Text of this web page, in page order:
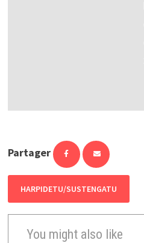
Partager
HARPIDETU/SUSTENGATU
You might also like